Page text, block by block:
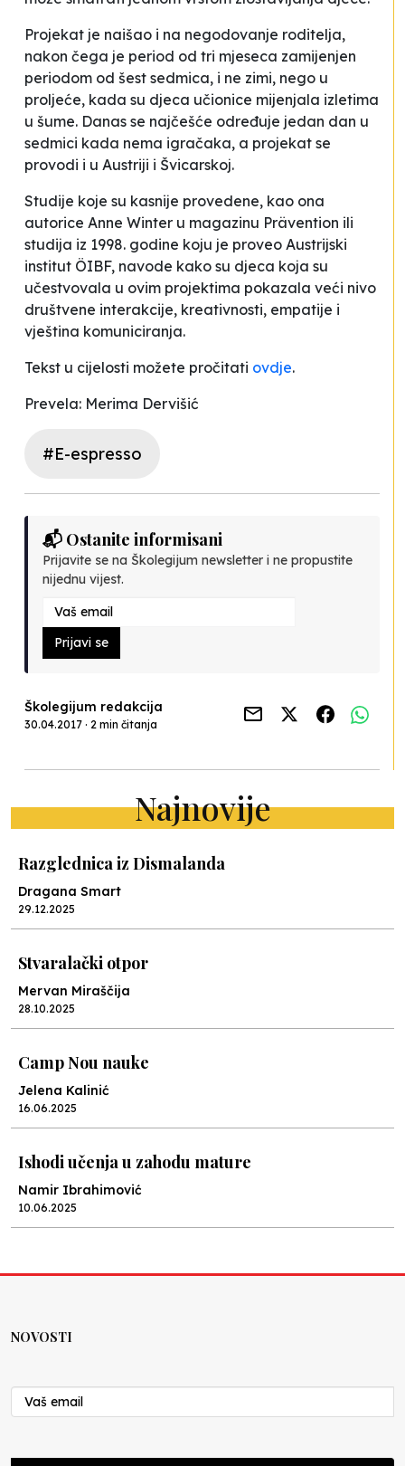
Projekat je naišao i na negodovanje roditelja,
nakon čega je period od tri mjeseca zamijenjen
periodom od šest sedmica, i ne zimi, nego u
proljeće, kada su djeca učionice mijenjala izletima
u šume. Danas se najčešće određuje jedan dan u
sedmici kada nema igračaka, a projekat se
provodi i u Austriji i Švicarskoj.
Studije koje su kasnije provedene, kao ona
autorice Anne Winter u magazinu Prävention ili
studija iz 1998. godine koju je proveo Austrijski
institut ÖIBF, navode kako su djeca koja su
učestvovala u ovim projektima pokazala veći nivo
društvene interakcije, kreativnosti, empatije i
vještina komuniciranja.
Tekst u cijelosti možete pročitati ovdje.
Prevela: Merima Dervišić
#E-espresso
📬 Ostanite informisani
Prijavite se na Školegijum newsletter i ne propustite
nijednu vijest.
Prijavi se
Školegijum redakcija
30.04.2017 · 2 min čitanja
Najnovije
Razglednica iz Dismalanda
Dragana Smart
29.12.2025
Stvaralački otpor
Mervan Miraščija
28.10.2025
Camp Nou nauke
Jelena Kalinić
16.06.2025
Ishodi učenja u zahodu mature
Namir Ibrahimović
10.06.2025
Nenad Veličković
29.10.2024
Cuke i djeca
NOVOSTI